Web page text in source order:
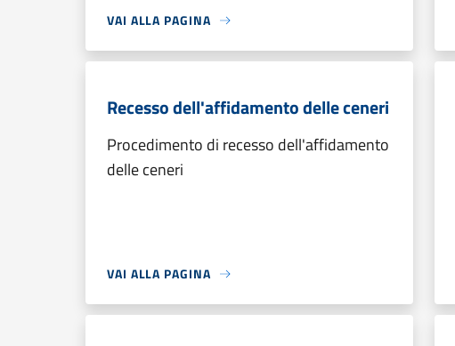
VAI ALLA PAGINA
Recesso dell'affidamento delle ceneri
Procedimento di recesso dell'affidamento
delle ceneri
VAI ALLA PAGINA